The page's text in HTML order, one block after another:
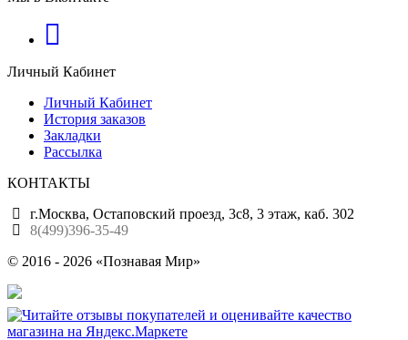
Личный Кабинет
Личный Кабинет
История заказов
Закладки
Рассылка
КОНТАКТЫ
г.Москва, Остаповский проезд, 3с8, 3 этаж, каб. 302
8(499)396-35-49
© 2016 - 2026 «Познавая Мир»